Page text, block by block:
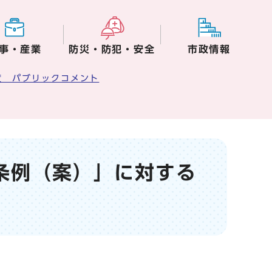
・産業 防災・防犯・安全 市政情報
パブリックコメント
例（案）」に対する